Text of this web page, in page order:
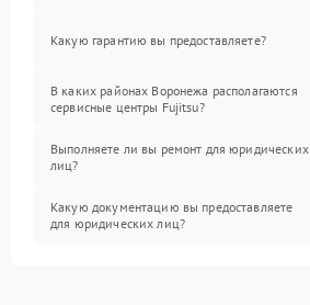
Какую гарантию вы предоставляете?
В каких районах Воронежа располагаются
сервисные центры Fujitsu?
Выполняете ли вы ремонт для юридических
лиц?
Какую документацию вы предоставляете
для юридических лиц?